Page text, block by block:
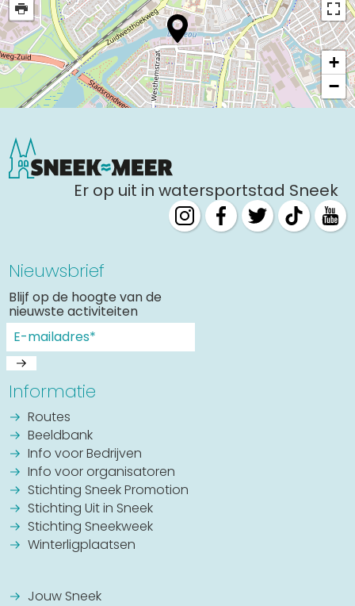
De leukste routes
Interactieve plattegrond van Sneek
Winkelen in Sneek
Bootverhuur
+
−
Er op uit in watersportstad Sneek
Nieuwsbrief
Blijf op de hoogte van de
nieuwste activiteiten
Informatie
Routes
Beeldbank
Info voor Bedrijven
Info voor organisatoren
Stichting Sneek Promotion
Stichting Uit in Sneek
Stichting Sneekweek
Winterligplaatsen
Jouw Sneek